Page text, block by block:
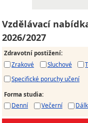
Vzdělávací
2026/2027
Zdravotní postižení:
Zrakové
Sluchové
Specifické poruchy učení
Forma studia:
Denní
Večerní